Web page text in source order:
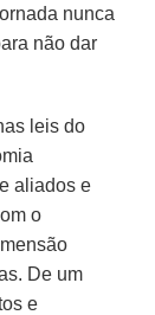
nunca
não dar
leis do
aliados e
o
De um
e